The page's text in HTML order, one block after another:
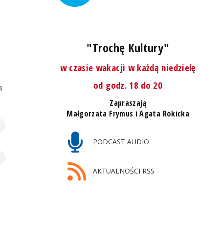
"Trochę Kultury"
w czasie wakacji w każdą niedzielę
od godz. 18 do 20
Zapraszają
Małgorzata Frymus i Agata Rokicka
PODCAST AUDIO
AKTUALNOŚCI RSS